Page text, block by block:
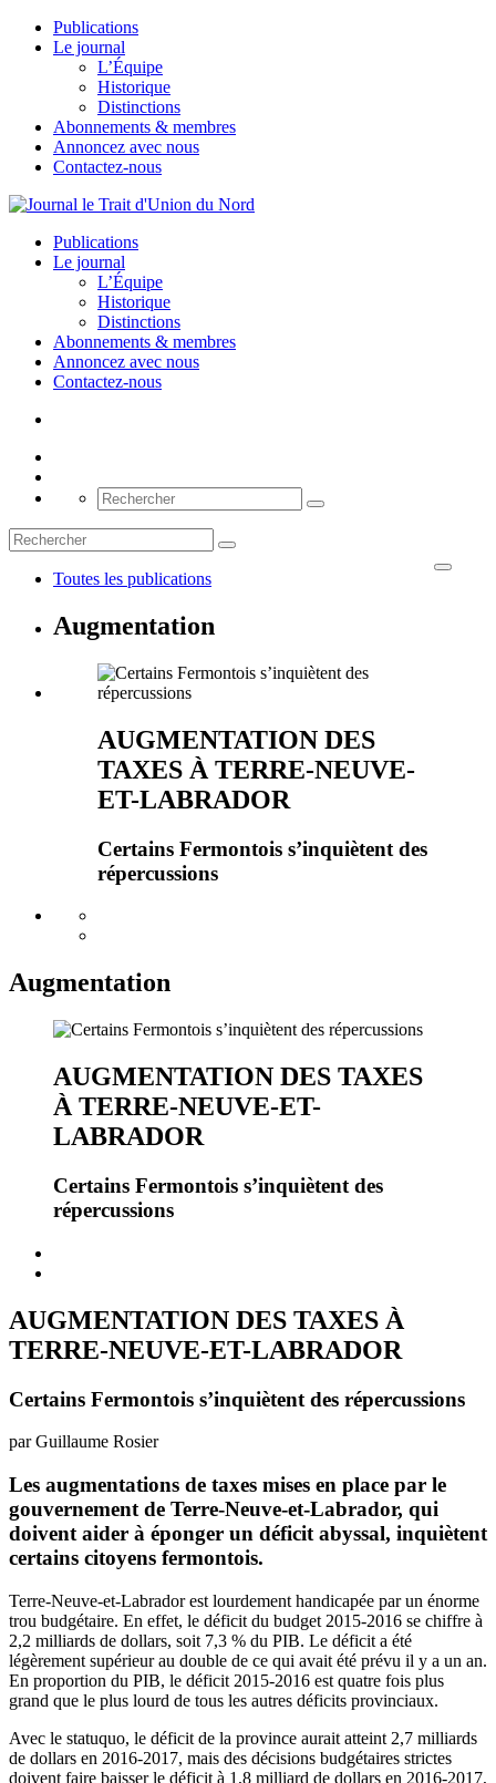
Publications
Le journal
L’Équipe
Historique
Distinctions
Abonnements & membres
Annoncez avec nous
Contactez-nous
Publications
Le journal
L’Équipe
Historique
Distinctions
Abonnements & membres
Annoncez avec nous
Contactez-nous
Toutes les publications
Augmentation
AUGMENTATION DES
TAXES À TERRE-NEUVE-
ET-LABRADOR
Certains Fermontois s’inquiètent des
répercussions
Augmentation
AUGMENTATION DES TAXES
À TERRE-NEUVE-ET-
LABRADOR
Certains Fermontois s’inquiètent des
répercussions
AUGMENTATION DES TAXES À
TERRE-NEUVE-ET-LABRADOR
Certains Fermontois s’inquiètent des répercussions
par Guillaume Rosier
Les augmentations de taxes mises en place par le
gouvernement de Terre-Neuve-et-Labrador, qui
doivent aider à éponger un déficit abyssal, inquiètent
certains citoyens fermontois.
Terre-Neuve-et-Labrador est lourdement handicapée par un énorme
trou budgétaire. En effet, le déficit du budget 2015-2016 se chiffre à
2,2 milliards de dollars, soit 7,3 % du PIB. Le déficit a été
légèrement supérieur au double de ce qui avait été prévu il y a un an.
En proportion du PIB, le déficit 2015-2016 est quatre fois plus
grand que le plus lourd de tous les autres déficits provinciaux.
Avec le statuquo, le déficit de la province aurait atteint 2,7 milliards
de dollars en 2016-2017, mais des décisions budgétaires strictes
doivent faire baisser le déficit à 1,8 milliard de dollars en 2016-2017,